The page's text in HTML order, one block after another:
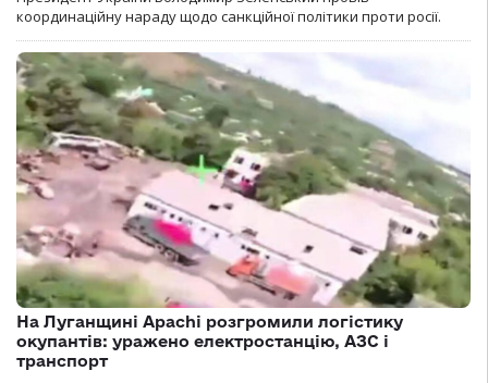
координаційну нараду щодо санкційної політики проти росії.
На Луганщині Apachi розгромили логістику
окупантів: уражено електростанцію, АЗС і
транспорт